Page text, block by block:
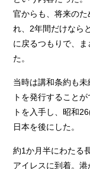
官からも、将来の
れ、2年間だけなら
に戻るつもりで、
た。
当時は講和条約も
トを発行すること
トを入手し、昭和
日本を後にした。
約1か月半にわたる
アイレスに到着。